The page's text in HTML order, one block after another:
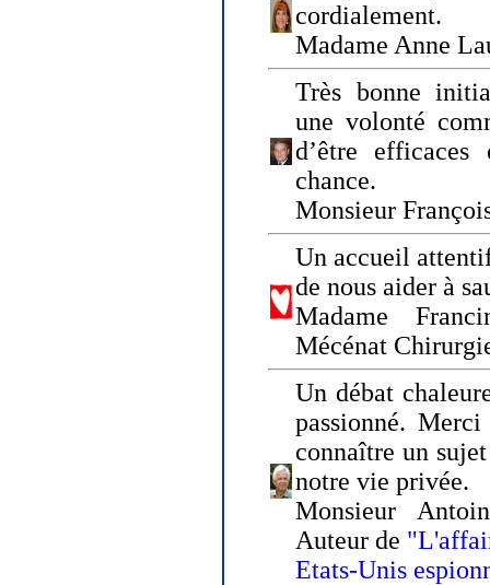
cordialement.
Madame Anne
Très bonne
une volonté
d’être
chance.
Monsieur
Un accueil
de nous aider à
Madame
Mécénat
Un débat
passionné.
connaître un
notre vie privée.
Monsieur
Auteur de
Etats-Unis